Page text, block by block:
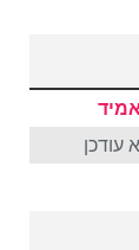
אמיד
עודכן